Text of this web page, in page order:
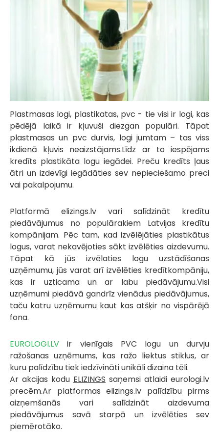
Plastmasas logi, plastikatas, pvc - tie visi ir logi, kas
pēdējā laikā ir kļuvuši diezgan populāri. Tāpat
plastmasas un pvc durvis, logi jumtam – tas viss
ikdienā kļuvis neaizstājams.Līdz ar to iespējams
kredīts plastikāta logu iegādei. Preču kredīts ļaus
ātri un izdevīgi iegādāties sev nepieciešamo preci
vai pakalpojumu.
Platformā elizings.lv vari salīdzināt kredītu
piedāvājumus no populārakiem Latvijas kredītu
kompānijam. Pēc tam, кad izvēlējāties plastikātus
logus, varat nekavējoties sākt izvēlēties aizdevumu.
Tāpat kā jūs izvēlaties logu uzstādīšanas
uzņēmumu, jūs varat arī izvēlēties kredītkompāniju,
kas ir uzticama un ar labu piedāvājumu.Visi
uzņēmumi piedāvā gandrīz vienādus piedāvājumus,
taču katru uzņēmumu kaut kas atšķir no vispārējā
fona.
EUROLOGI.LV ir vienīgais PVC logu un durvju
ražošanas uzņēmums, kas ražo liektus stiklus, ar
kuru palīdzību tiek iedzīvināti unikāli dizaina tēli.
Ar akcijas kodu ELIZINGS saņemsi atlaidi eurologi.lv
precēm.Ar platformas elizings.lv palīdzību pirms
aizņemšanās vari salīdzināt aizdevuma
piedāvājumus savā starpā un izvēlēties sev
piemērotāko.